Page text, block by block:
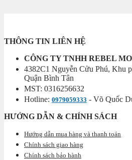
THÔNG TIN LIÊN HỆ
CÔNG TY TNHH REBEL
4382C1 Nguyễn Cửu Phú, Khu
Quận Bình Tân
MST: 0316256632
Hotline: 0979059333 - Võ Quốc
HƯỚNG DẪN & CHÍNH SÁCH
Hướng dẫn mua hàng và thanh toán
Chính sách giao hàng
Chính sách bảo hành